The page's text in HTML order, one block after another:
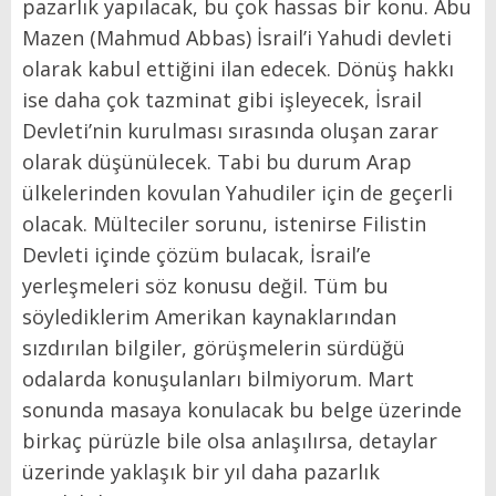
pazarlık yapılacak, bu çok hassas bir konu. Abu
Mazen (Mahmud Abbas) İsrail’i Yahudi devleti
olarak kabul ettiğini ilan edecek. Dönüş hakkı
ise daha çok tazminat gibi işleyecek, İsrail
Devleti’nin kurulması sırasında oluşan zarar
olarak düşünülecek. Tabi bu durum Arap
ülkelerinden kovulan Yahudiler için de geçerli
olacak. Mülteciler sorunu, istenirse Filistin
Devleti içinde çözüm bulacak, İsrail’e
yerleşmeleri söz konusu değil. Tüm bu
söylediklerim Amerikan kaynaklarından
sızdırılan bilgiler, görüşmelerin sürdüğü
odalarda konuşulanları bilmiyorum. Mart
sonunda masaya konulacak bu belge üzerinde
birkaç pürüzle bile olsa anlaşılırsa, detaylar
üzerinde yaklaşık bir yıl daha pazarlık